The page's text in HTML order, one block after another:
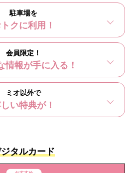
駐車場を
クに利用！
会員限定！
情報が手に入る！
ミオ以外で
い特典が！
タルカード